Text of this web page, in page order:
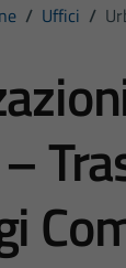
/ Uffici /